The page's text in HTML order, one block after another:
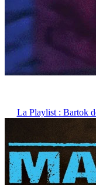
La Playlist : Bartok